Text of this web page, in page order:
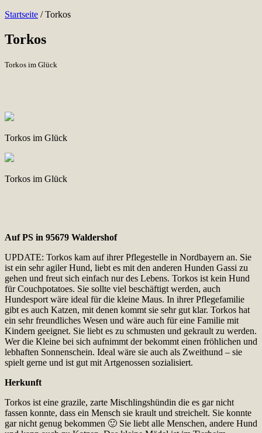
Startseite /Torkos
Torkos
Torkos im Glück
Torkos im Glück
Torkos im Glück
Auf PS in 95679 Waldershof
UPDATE: Torkos kam auf ihrer Pflegestelle in Nordbayern an. Sie
ist ein sehr agiler Hund, liebt es mit den anderen Hunden Gassi zu
gehen und freut sich einfach nur des Lebens. Torkos ist kein Hund
für Couchpotatoes. Sie sollte viel beschäftigt werden, auch
Hundesport wäre ideal für die kleine Maus. In ihrer Pflegefamilie
gibt es auch Katzen, mit denen kommt sie sehr gut klar. Torkos hat
ein sehr freundliches Wesen und wäre auch für eine Familie mit
Kindern geeignet. Sie liebt es zu schmusten und gekrault zu werden.
Wer die Kleine bei sich aufnimmt der bekommt einen fröhlichen und
lebhaften Sonnenschein. Ideal wäre sie auch als Zweithund – sie
spielt gerne und ist gut mit Artgenossen sozialisiert.
Herkunft
Torkos ist eine grazile, zarte Mischlingshündin die es gar nicht
fassen konnte, dass ein Mensch sie krault und streichelt. Sie konnte
gar nicht genug bekommen 🙂 Sie liebt alle Menschen, andere Hund